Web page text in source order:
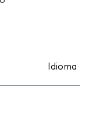
Idioma